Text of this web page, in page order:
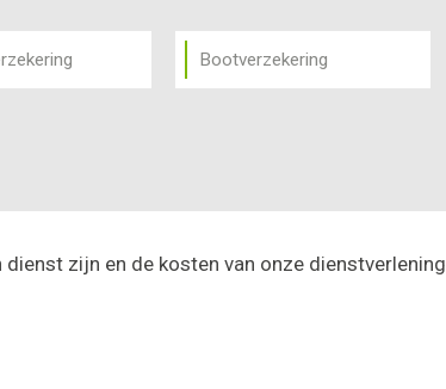
Bootverzekering
zijn en de kosten van onze dienstverlening